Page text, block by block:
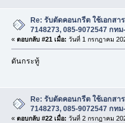
Re: รับตัดคอนกรีต ใช้เอกสา
7148273, 085-9072547 ก
« ตอบกลับ #21 เมื่อ: วันที่ 1 กรกฎาคม
ดันกระทู้
Re: รับตัดคอนกรีต ใช้เอกสา
7148273, 085-9072547 ก
« ตอบกลับ #22 เมื่อ: วันที่ 2 กรกฎาคม